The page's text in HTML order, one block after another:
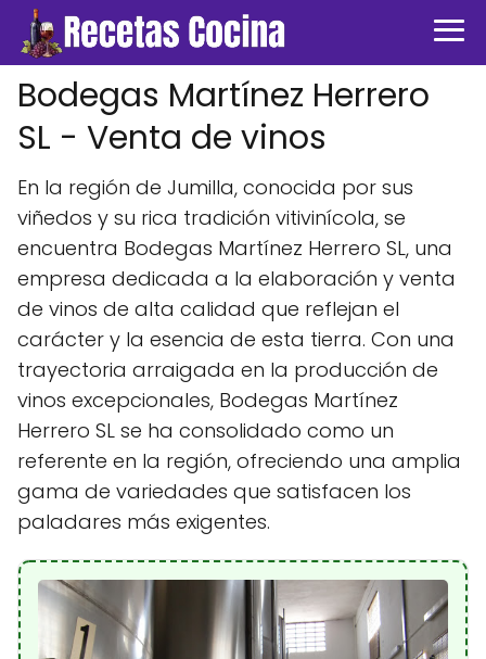
Bodegas Martínez Herrero
SL - Venta de vinos
En la región de Jumilla, conocida por sus
viñedos y su rica tradición vitivinícola, se
encuentra Bodegas Martínez Herrero SL, una
empresa dedicada a la elaboración y venta
de vinos de alta calidad que reflejan el
carácter y la esencia de esta tierra. Con una
trayectoria arraigada en la producción de
vinos excepcionales, Bodegas Martínez
Herrero SL se ha consolidado como un
referente en la región, ofreciendo una amplia
gama de variedades que satisfacen los
paladares más exigentes.